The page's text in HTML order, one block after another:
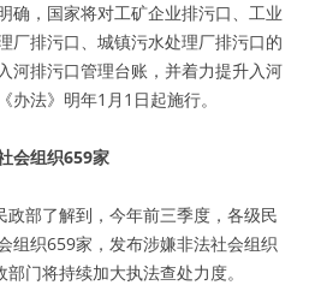
确，国家将对工矿企业排污口、工业
厂排污口、城镇污水处理厂排污口的
河排污口管理台账，并着力提升入河
法》明年1月1日起施行。
会组织659家
部了解到，今年前三季度，各级民
组织659家，发布涉嫌非法社会组织
门将持续加大执法查处力度。